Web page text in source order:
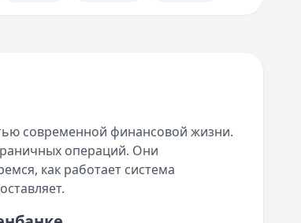
современной финансовой жизни.
операций. Они
как работает система